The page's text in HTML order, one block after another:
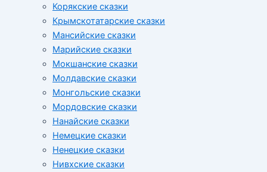
Корякские сказки
Крымскотатарские сказки
Мансийские сказки
Марийские сказки
Мокшанские сказки
Молдавские сказки
Монгольские сказки
Мордовские сказки
Нанайские сказки
Немецкие сказки
Ненецкие сказки
Нивхские сказки